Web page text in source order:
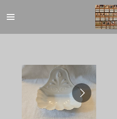
direct